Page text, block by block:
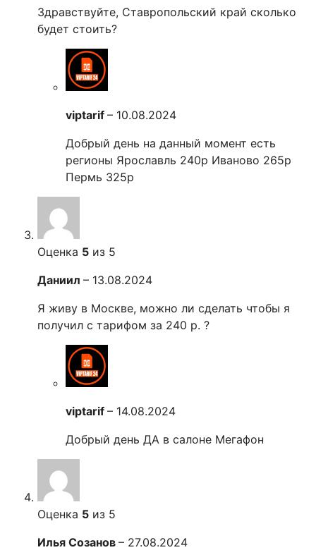
Здравствуйте, Ставропольский край сколько
будет стоить?
viptarif – 10.08.2024
Добрый день на данный момент есть
регионы Ярославль 240р Иваново 265р
Пермь 325р
Оценка 5 из 5
Даниил – 13.08.2024
Я живу в Москве, можно ли сделать чтобы я
получил с тарифом за 240 р. ?
viptarif – 14.08.2024
Добрый день ДА в салоне Мегафон
Оценка 5 из 5
Илья Созанов – 27.08.2024